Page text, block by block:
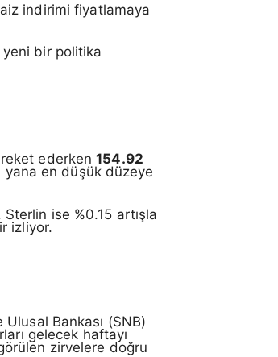
indirimi fiyatlamaya
yeni bir politika
ederken154.92
yana en düşük düzeye
ise %0.15 artışla
izliyor.
Bankası (SNB)
gelecek haftayı
zirvelere doğru